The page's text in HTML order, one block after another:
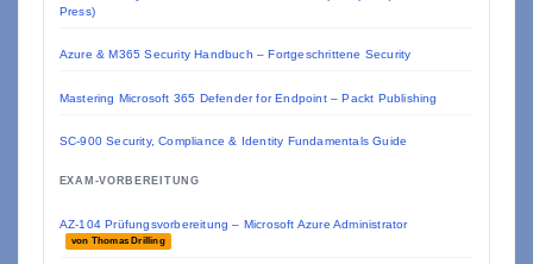
Press)
Azure & M365 Security Handbuch – Fortgeschrittene Security
Mastering Microsoft 365 Defender for Endpoint – Packt Publishing
SC-900 Security, Compliance & Identity Fundamentals Guide
EXAM-VORBEREITUNG
AZ-104 Prüfungsvorbereitung – Microsoft Azure Administrator
von Thomas Drilling